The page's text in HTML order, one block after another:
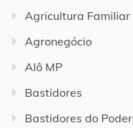
Agricultura Familiar
Agronegócio
Alô MP
Bastidores
Bastidores do Poder